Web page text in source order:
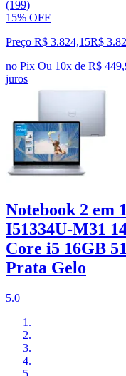
(199)
15% OFF
Preço R$ 3.824,15R$
no Pix Ou 10x de R$
juros
Notebook 2 em
I51334U-M31
Core i5 16GB
Prata Gelo
5.0